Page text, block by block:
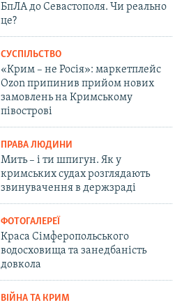
БпЛА до Севастополя. Чи реально
це?
СУСПІЛЬСТВО
«Крим – не Росія»: маркетплейс
Ozon припинив прийом нових
замовлень на Кримському
півострові
ПРАВА ЛЮДИНИ
Мить – і ти шпигун. Як у
кримських судах розглядають
звинувачення в держзраді
ФОТОГАЛЕРЕЇ
Краса Сімферопольського
водосховища та занедбаність
довкола
ВІЙНА ТА КРИМ